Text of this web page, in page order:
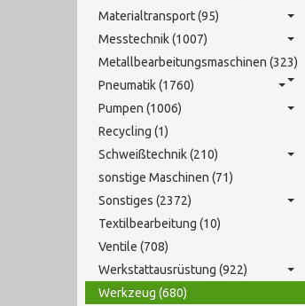
Materialtransport (95)
Messtechnik (1007)
Metallbearbeitungsmaschinen (323)
Pneumatik (1760)
Pumpen (1006)
Recycling (1)
Schweißtechnik (210)
sonstige Maschinen (71)
Sonstiges (2372)
Textilbearbeitung (10)
Ventile (708)
Werkstattausrüstung (922)
Werkzeug (680)